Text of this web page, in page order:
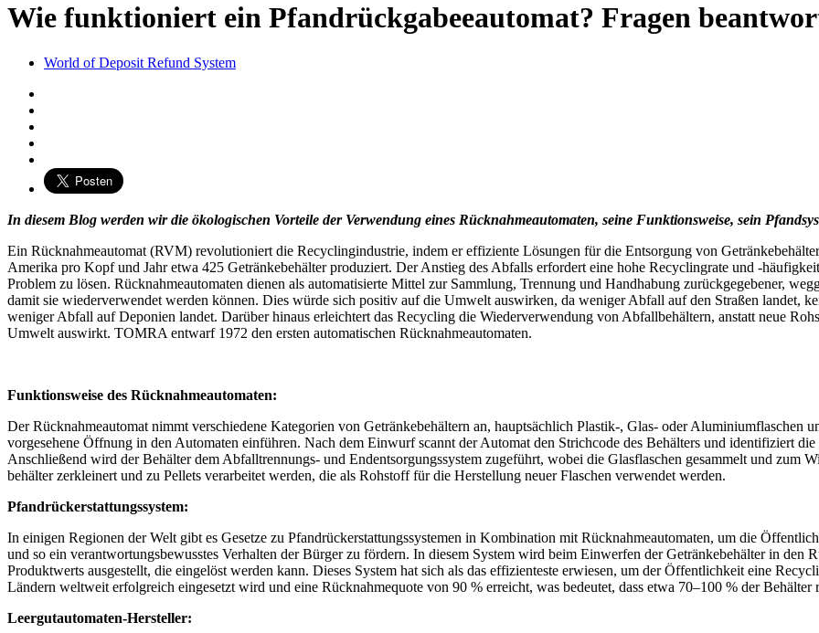
Wie funktioniert ein Pfandrückgabeeautomat? Fragen
World of Deposit Refund System
In diesem Blog werden wir die ökologischen Vorteile der Verwendung eines Rücknahmeautomaten, seine Funktionsweise, sein
Ein Rücknahmeautomat (RVM) revolutioniert die Recyclingindustrie, indem er effiziente Lösungen für die Entsorgung von
Amerika pro Kopf und Jahr etwa 425 Getränkebehälter produziert. Der Anstieg des Abfalls erfordert eine hohe Recyclingrate und -
Problem zu lösen. Rücknahmeautomaten dienen als automatisierte Mittel zur Sammlung, Trennung und Handhabung zurückgegebener,
damit sie wiederverwendet werden können. Dies würde sich positiv auf die Umwelt auswirken, da weniger Abfall auf den Straßen landet,
weniger Abfall auf Deponien landet. Darüber hinaus erleichtert das Recycling die Wiederverwendung von Abfallbehältern, anstatt neue
Umwelt auswirkt. TOMRA entwarf 1972 den ersten automatischen Rücknahmeautomaten.
Funktionsweise des Rücknahmeautomaten:
Der Rücknahmeautomat nimmt verschiedene Kategorien von Getränkebehältern an, hauptsächlich Plastik-, Glas- oder Aluminiumflaschen
vorgesehene Öffnung in den Automaten einführen. Nach dem Einwurf scannt der Automat den Strichcode des Behälters und identifiziert
Anschließend wird der Behälter dem Abfalltrennungs- und Endentsorgungssystem zugeführt, wobei die Glasflaschen gesammelt und zum
behälter zerkleinert und zu Pellets verarbeitet werden, die als Rohstoff für die Herstellung neuer Flaschen verwendet werden.
Pfandrückerstattungssystem:
In einigen Regionen der Welt gibt es Gesetze zu Pfandrückerstattungssystemen in Kombination mit Rücknahmeautomaten, um die
und so ein verantwortungsbewusstes Verhalten der Bürger zu fördern. In diesem System wird beim Einwerfen der Getränkebehälter in den
Produktwerts ausgestellt, die eingelöst werden kann. Dieses System hat sich als das effizienteste erwiesen, um der Öffentlichkeit eine
Ländern weltweit erfolgreich eingesetzt wird und eine Rücknahmequote von 90 % erreicht, was bedeutet, dass etwa 70–100 % der
Leergutautomaten-Hersteller: